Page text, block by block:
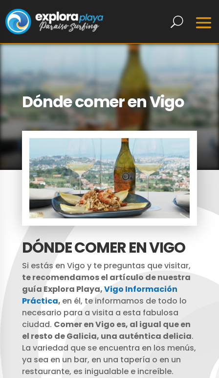
Dónde comer en Vigo
DÓNDE COMER EN VIGO
Si estás en Vigo y te preguntas que visitar,
te recomendamos el artículo de nuestra
guía Explora Playa,Vigo Información
Práctica, en él, te informamos de todo lo
necesario para a visita a esta fabulosa
ciudad. Comer en Vigo es, al igual que en
el resto de Galicia, una auténtica delicia.
La variedad que se encuentra en los menús,
ya sea en un bar, en una tapería o en un
restaurante, es inigualable e increíble.